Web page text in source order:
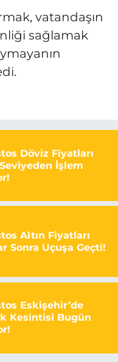
vatandaşın
sağlamak
Döviz Fiyatları
İşlem
Altın Fiyatları
Sonra Uçuşa Geçti!
Eskişehir’de
Kesintisi Bugün